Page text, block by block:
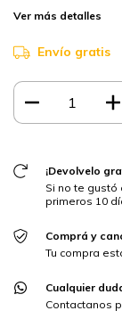
Ver más detalles
Envío gratis
¡Devolvelo
Si no te
primeros 10
Comprá y
Tu compra
Cualquier
Contactanos